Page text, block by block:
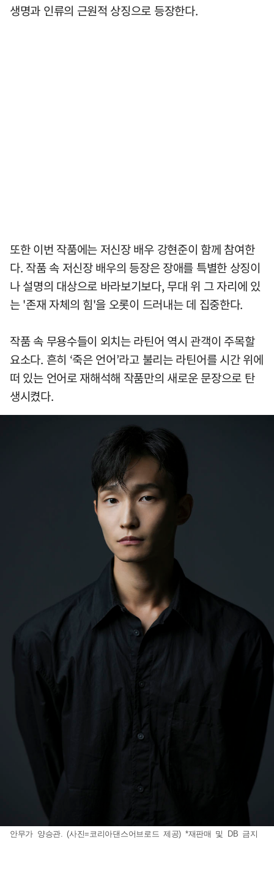
생명과 인류의 근원적 상징으로 등장한다.
또한 이번 작품에는 저신장 배우 강현준이 함께 참여한
다. 작품 속 저신장 배우의 등장은 장애를 특별한 상징이
나 설명의 대상으로 바라보기보다, 무대 위 그 자리에 있
는 '존재 자체의 힘'을 오롯이 드러내는 데 집중한다.
작품 속 무용수들이 외치는 라틴어 역시 관객이 주목할
요소다. 흔히 ‘죽은 언어’라고 불리는 라틴어를 시간 위에
떠 있는 언어로 재해석해 작품만의 새로운 문장으로 탄
생시켰다.
안무가 양승관. (사진=코리아댄스어브로드 제공) *재판매 및 DB 금지